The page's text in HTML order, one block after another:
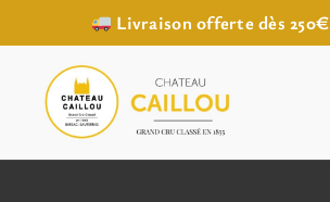
Livraison offerte dès
contenu